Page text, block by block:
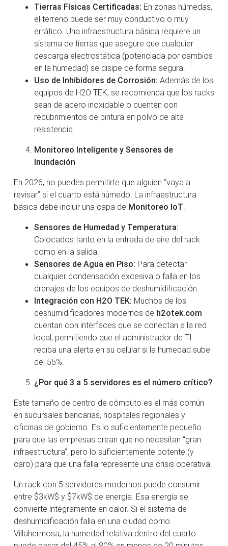
Tierras Físicas Certificadas: En zonas húmedas,
el terreno puede ser muy conductivo o muy
errático. Una infraestructura básica requiere un
sistema de tierras que asegure que cualquier
descarga electrostática (potenciada por cambios
en la humedad) se disipe de forma segura.
Uso de Inhibidores de Corrosión: Además de los
equipos de H2O TEK, se recomienda que los racks
sean de acero inoxidable o cuenten con
recubrimientos de pintura en polvo de alta
resistencia.
Monitoreo Inteligente y Sensores de
Inundación
En 2026, no puedes permitirte que alguien “vaya a
revisar” si el cuarto está húmedo. La infraestructura
básica debe incluir una capa de Monitoreo IoT
Sensores de Humedad y Temperatura:
Colocados tanto en la entrada de aire del rack
como en la salida.
Sensores de Agua en Piso: Para detectar
cualquier condensación excesiva o falla en los
drenajes de los equipos de deshumidificación.
Integración con H2O TEK: Muchos de los
deshumidificadores modernos de h2otek.com
cuentan con interfaces que se conectan a la red
local, permitiendo que el administrador de TI
reciba una alerta en su celular si la humedad sube
del 55%.
¿Por qué 3 a 5 servidores es el número crítico?
Este tamaño de centro de cómputo es el más común
en sucursales bancarias, hospitales regionales y
oficinas de gobierno. Es lo suficientemente pequeño
para que las empresas crean que no necesitan “gran
infraestructura”, pero lo suficientemente potente (y
caro) para que una falla represente una crisis operativa.
Un rack con 5 servidores modernos puede consumir
entre $3kW$ y $7kW$ de energía. Esa energía se
convierte íntegramente en calor. Si el sistema de
deshumidificación falla en una ciudad como
Villahermosa, la humedad relativa dentro del cuarto